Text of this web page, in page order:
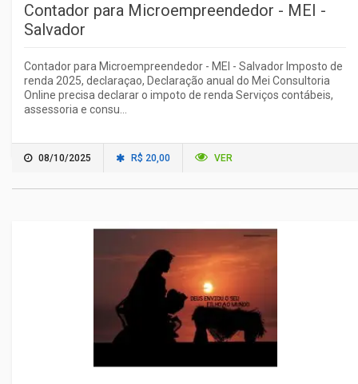
Contador para Microempreendedor - MEI -
Salvador
Contador para Microempreendedor - MEI - Salvador Imposto de
renda 2025, declaraçao, Declaração anual do Mei Consultoria
Online precisa declarar o impoto de renda Serviços contábeis,
assessoria e consu...
08/10/2025 R$ 20,00 VER